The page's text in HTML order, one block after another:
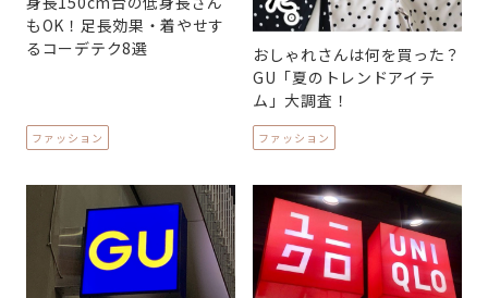
もOK！足長効果・着やせす
るコーデテク8選
ファッション
おしゃれさんは何を買った？
GU「夏のトレンドアイテ
ム」大調査！
ファッション